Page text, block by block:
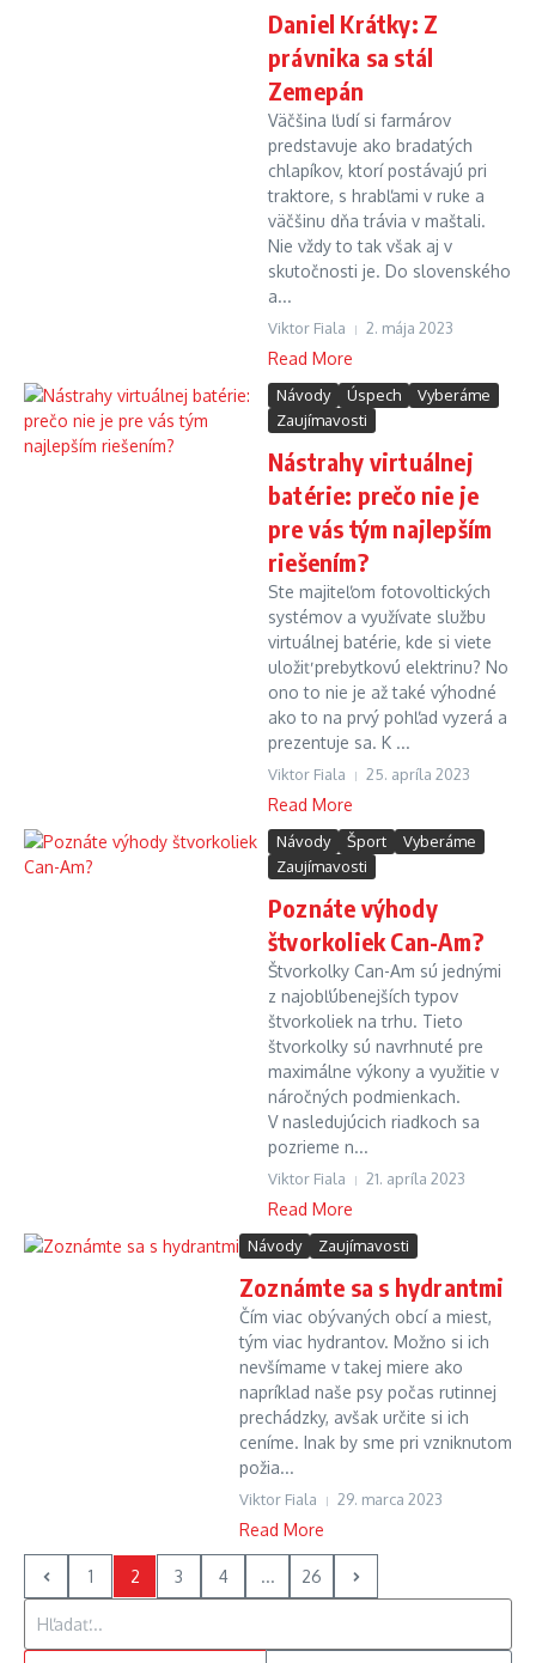
Daniel Krátky: Z
právnika sa stál
Zemepán
Väčšina ľudí si farmárov
predstavuje ako bradatých
chlapíkov, ktorí postávajú pri
traktore, s hrabľami v ruke a
väčšinu dňa trávia v maštali.
Nie vždy to tak však aj v
skutočnosti je. Do slovenského
a...
Viktor Fiala 2. mája 2023
Read More
Návody Úspech
Vyberáme
Zaujímavosti
Nástrahy virtuálnej
batérie: prečo nie je
pre vás tým najlepším
riešením?
Ste majiteľom fotovoltických
systémov a využívate službu
virtuálnej batérie, kde si viete
uložiť prebytkovú elektrinu? No
ono to nie je až také výhodné
ako to na prvý pohľad vyzerá a
prezentuje sa. K ...
Viktor Fiala 25. apríla 2023
Read More
Návody Šport
Vyberáme
Zaujímavosti
Poznáte výhody
štvorkoliek Can-Am?
Štvorkolky Can-Am sú jednými
z najobľúbenejších typov
štvorkoliek na trhu. Tieto
štvorkolky sú navrhnuté pre
maximálne výkony a využitie v
náročných podmienkach.
V nasledujúcich riadkoch sa
pozrieme n...
Viktor Fiala 21. apríla 2023
Read More
Návody Zaujímavosti
Zoznámte sa s hydrantmi
Čím viac obývaných obcí a miest,
tým viac hydrantov. Možno si ich
nevšímame v takej miere ako
napríklad naše psy počas rutinnej
prechádzky, avšak určite si ich
ceníme. Inak by sme pri vzniknutom
požia...
Viktor Fiala 29. marca 2023
Read More
1 2 3 4 ...
26